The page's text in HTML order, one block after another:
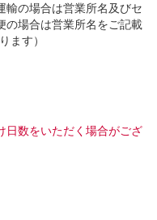
輸の場合は営業所名及びセ
の場合は営業所名をご記載
ます）
日数をいただく場合がござ